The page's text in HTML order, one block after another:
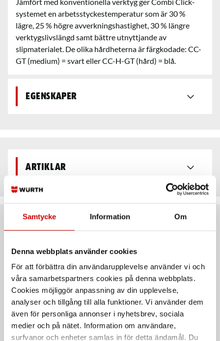
Samtycke Information Om
Denna webbplats använder cookies
För att förbättra din användarupplevelse använder vi och
våra samarbetspartners cookies på denna webbplats.
Cookies möjliggör anpassning av din upplevelse,
analyser och tillgång till alla funktioner. Vi använder dem
även för personliga annonser i nyhetsbrev, sociala
medier och på nätet. Information om användare,
surfvanor och enheter samlas in för detta ändamål. Du
systemet en arbetsstyckestemperatur som är 30 %
lägre, 25 % högre avverkningshastighet, 30 % längre
verktygslivslängd samt bättre utnyttjande av
slipmaterialet. De olika hårdheterna är färgkodade: CC-
GT (medium) = svart eller CC-H-GT (hård) = blå.
Egenskaper
Artiklar
Sortimentslåda Pferd Fiberrondell Pferd